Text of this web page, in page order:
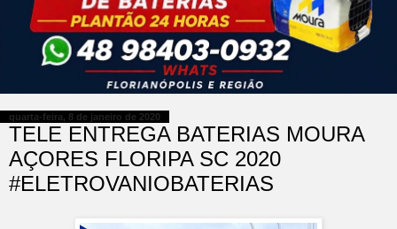
quarta-feira, 8 de janeiro de 2020
TELE ENTREGA BATERIAS MOURA
AÇORES FLORIPA SC 2020
#ELETROVANIOBATERIAS